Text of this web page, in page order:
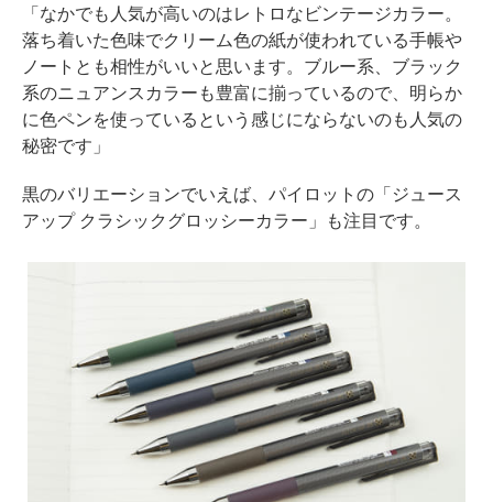
「なかでも人気が高いのはレトロなビンテージカラー。
落ち着いた色味でクリーム色の紙が使われている手帳や
ノートとも相性がいいと思います。ブルー系、ブラック
系のニュアンスカラーも豊富に揃っているので、明らか
に色ペンを使っているという感じにならないのも人気の
秘密です」
黒のバリエーションでいえば、パイロットの「ジュース
アップ クラシックグロッシーカラー」も注目です。